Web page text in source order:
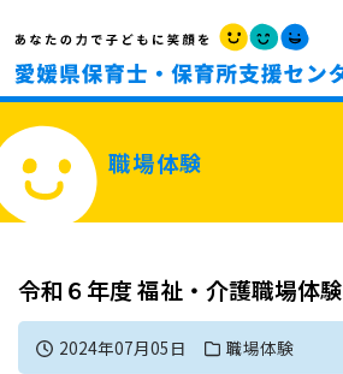
職場体験
令和６年度 福祉・介護職場体験
2024年07月05日 職場体験